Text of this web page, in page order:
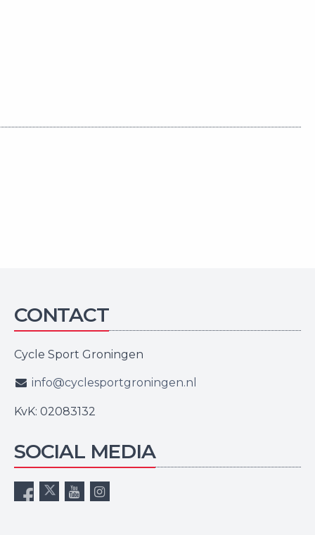
CONTACT
Cycle Sport Groningen
info@cyclesportgroningen.nl
KvK: 02083132
SOCIAL MEDIA